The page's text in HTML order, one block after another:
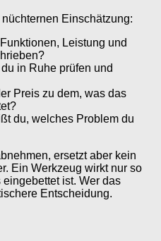
Einschätzung:
Leistung und
in Ruhe prüfen und
Preis zu dem, was das
du, welches Problem du
ersetzt aber kein
Ein Werkzeug wirkt nur so
ist. Wer das
Entscheidung.